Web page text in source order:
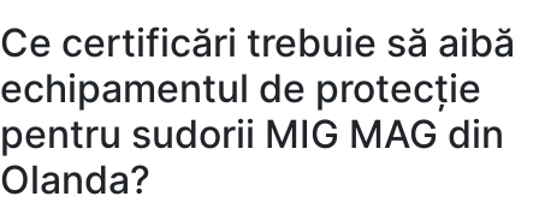
Ce certificări trebuie să aibă
echipamentul de protecție
pentru sudorii MIG MAG din
Olanda?